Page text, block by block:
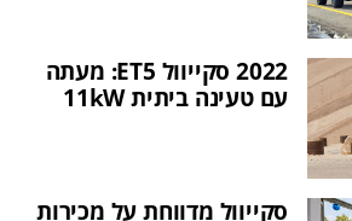
2022 סקייוול ET5: מעתה
עם טעינה ביתית 11kW
סקייוול מדווחת על מכירות